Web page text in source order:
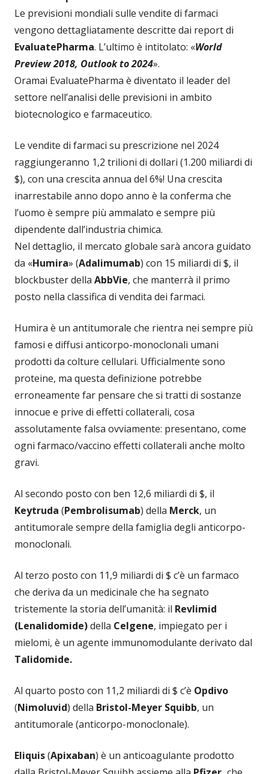
Le previsioni mondiali sulle vendite di farmaci
vengono dettagliatamente descritte dai report di
EvaluatePharma. L’ultimo è intitolato: «World
Preview 2018, Outlook to 2024».
Oramai EvaluatePharma è diventato il leader del
settore nell’analisi delle previsioni in ambito
biotecnologico e farmaceutico.
Le vendite di farmaci su prescrizione nel 2024
raggiungeranno 1,2 trilioni di dollari (1.200 miliardi di
$), con una crescita annua del 6%! Una crescita
inarrestabile anno dopo anno è la conferma che
l’uomo è sempre più ammalato e sempre più
dipendente dall’industria chimica.
Nel dettaglio, il mercato globale sarà ancora guidato
da «Humira» (Adalimumab) con 15 miliardi di $, il
blockbuster della AbbVie, che manterrà il primo
posto nella classifica di vendita dei farmaci.
Humira è un antitumorale che rientra nei sempre più
famosi e diffusi anticorpo-monoclonali umani
prodotti da colture cellulari. Ufficialmente sono
proteine, ma questa definizione potrebbe
erroneamente far pensare che si tratti di sostanze
innocue e prive di effetti collaterali, cosa
assolutamente falsa ovviamente: presentano, come
ogni farmaco/vaccino effetti collaterali anche molto
gravi.
Al secondo posto con ben 12,6 miliardi di $, il
Keytruda (Pembrolisumab) della Merck, un
antitumorale sempre della famiglia degli anticorpo-
monoclonali.
Al terzo posto con 11,9 miliardi di $ c’è un farmaco
che deriva da un medicinale che ha segnato
tristemente la storia dell’umanità: il Revlimid
(Lenalidomide)della Celgene, impiegato per i
mielomi, è un agente immunomodulante derivato dal
Talidomide.
Al quarto posto con 11,2 miliardi di $ c’è Opdivo
(Nimoluvid) della Bristol-Meyer Squibb, un
antitumorale (anticorpo-monoclonale).
Eliquis(Apixaban) è un anticoagulante prodotto